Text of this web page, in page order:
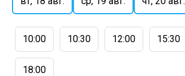
10:00 10:30 12:00 15:30
18:00